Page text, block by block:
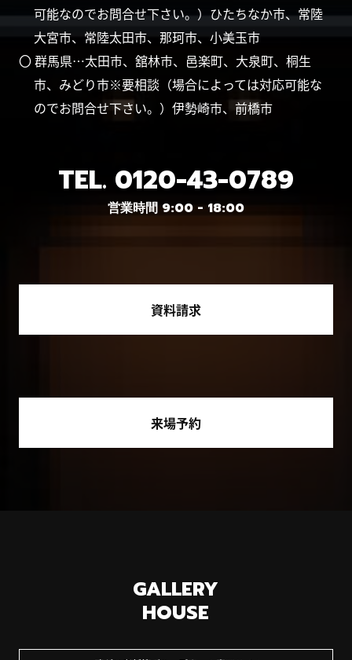
可能なのでお問合せ下さい。）ひたちなか市、常陸
大宮市、常陸太田市、那珂市、小美玉市
〇 群馬県…太田市、舘林市、邑楽町、大泉町、桐生
市、みどり市※要相談（場合によっては対応可能な
のでお問合せ下さい。）伊勢崎市、前橋市
TEL. 0120-43-0789
営業時間 9:00 - 18:00
資料請求
来場予約
GALLERY
HOUSE